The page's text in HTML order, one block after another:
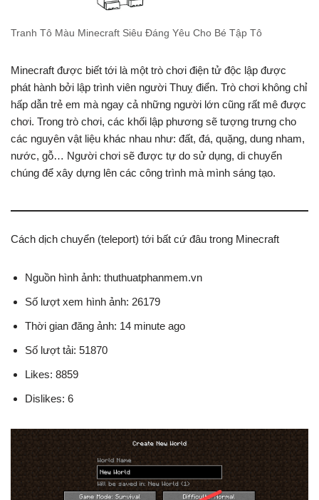
Tranh Tô Màu Minecraft Siêu Đáng Yêu Cho Bé Tập Tô
Minecraft được biết tới là một trò chơi điện tử độc lập được
phát hành bởi lập trình viên người Thuỵ điển. Trò chơi không chỉ
hấp dẫn trẻ em mà ngay cả những người lớn cũng rất mê được
chơi. Trong trò chơi, các khối lập phương sẽ tượng trưng cho
các nguyên vật liệu khác nhau như: đất, đá, quặng, dung nham,
nước, gỗ… Người chơi sẽ được tự do sử dụng, di chuyển
chúng để xây dựng lên các công trình mà mình sáng tạo.
Cách dịch chuyển (teleport) tới bất cứ đâu trong Minecraft
Nguồn hình ảnh: thuthuatphanmem.vn
Số lượt xem hình ảnh: 26179
Thời gian đăng ảnh: 14 minute ago
Số lượt tải: 51870
Likes: 8859
Dislikes: 6